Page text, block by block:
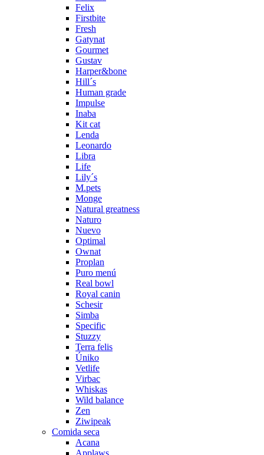
Felix
Firstbite
Fresh
Gatynat
Gourmet
Gustav
Harper&bone
Hill´s
Human grade
Impulse
Inaba
Kit cat
Lenda
Leonardo
Libra
Life
Lily´s
M.pets
Monge
Natural greatness
Naturo
Nuevo
Optimal
Ownat
Proplan
Puro menú
Real bowl
Royal canin
Schesir
Simba
Specific
Stuzzy
Terra felis
Úniko
Vetlife
Virbac
Whiskas
Wild balance
Zen
Ziwipeak
Comida seca
Acana
Applaws